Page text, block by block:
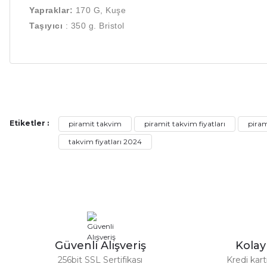
Yapraklar: 170 G, Kuşe
Taşıyıcı : 350 g. Bristol
Ürün resmi kalitesiz, bozuk veya görüntülenemiyor.
Ürün açıklamasında eksik bilgiler bulunuyor.
Etiketler : piramit takvim piramit takvim fiyatları
takvim fiyatları 2024
Güvenli Alışveriş
256bit SSL Sertifikası Kredi